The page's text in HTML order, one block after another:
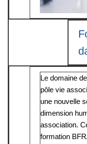
Le domaine
pôle vie
une nouvelle
dimension
association.
formation